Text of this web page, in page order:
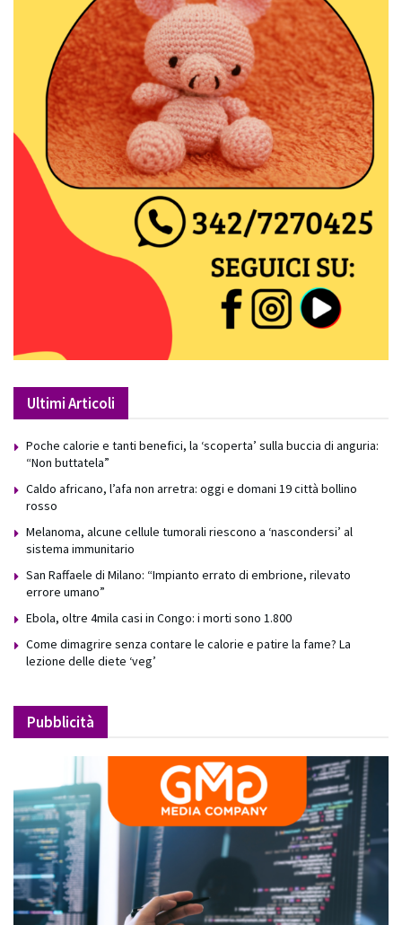
Ultimi Articoli
Poche calorie e tanti benefici, la ‘scoperta’ sulla buccia di anguria:
“Non buttatela”
Caldo africano, l’afa non arretra: oggi e domani 19 città bollino
rosso
Melanoma, alcune cellule tumorali riescono a ‘nascondersi’ al
sistema immunitario
San Raffaele di Milano: “Impianto errato di embrione, rilevato
errore umano”
Ebola, oltre 4mila casi in Congo: i morti sono 1.800
Come dimagrire senza contare le calorie e patire la fame? La
lezione delle diete ‘veg’
Pubblicità